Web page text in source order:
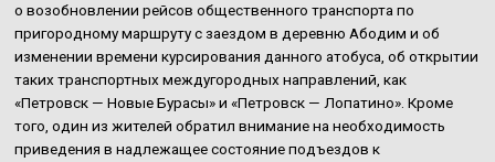
о возобновлении рейсов общественного транспорта по
пригородному маршруту с заездом в деревню Абодим и об
изменении времени курсирования данного атобуса, об открытии
таких транспортных междугородных направлений, как
«Петровск — Новые Бурасы» и «Петровск — Лопатино». Кроме
того, один из жителей обратил внимание на необходимость
приведения в надлежащее состояние подъездов к